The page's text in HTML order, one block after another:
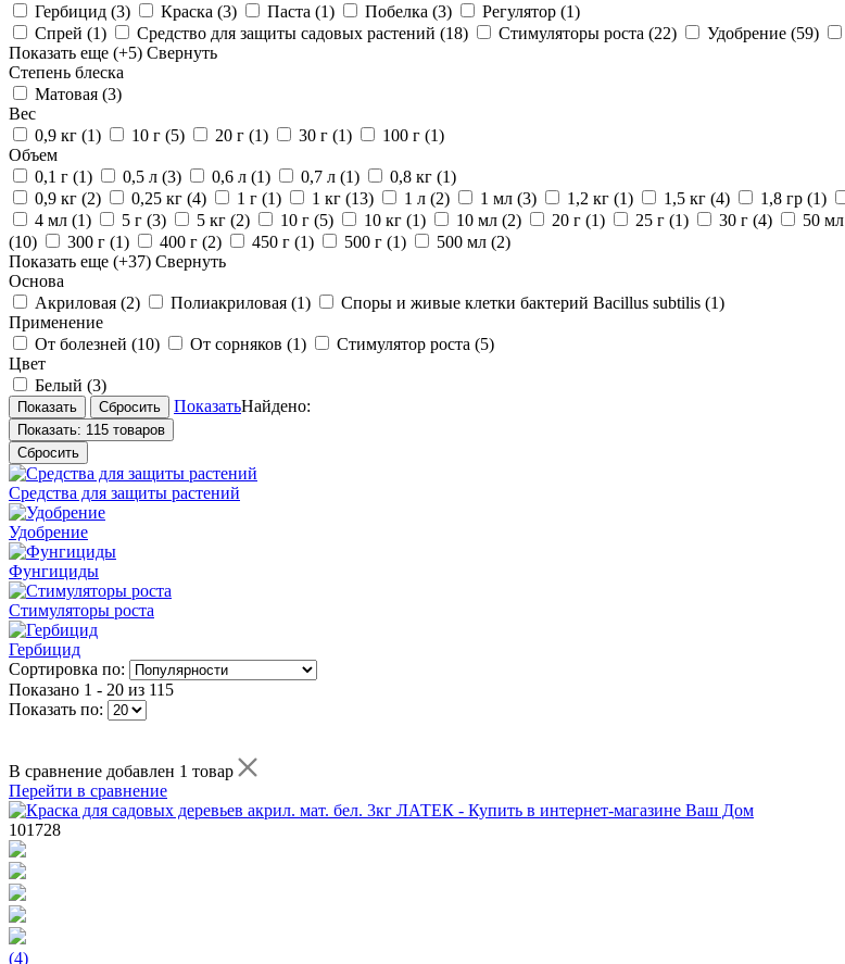
Гербицид (3) Краска (3) Паста (1) Побелка (3) Регулятор (1)
Спрей (1) Средство для защиты садовых растений (18) Стимуляторы роста (22) Удобрение (59)
Показать еще (+5) Свернуть
Степень блеска
Матовая (3)
Вес
0,9 кг (1) 10 г (5) 20 г (1) 30 г (1) 100 г (1)
Объем
0,1 г (1) 0,5 л (3) 0,6 л (1) 0,7 л (1) 0,8 кг (1)
0,9 кг (2) 0,25 кг (4) 1 г (1) 1 кг (13) 1 л (2) 1 мл (3) 1,2 кг (1) 1,5 кг (4) 1,8 гр (1)
4 мл (1) 5 г (3) 5 кг (2) 10 г (5) 10 кг (1) 10 мл (2) 20 г (1) 25 г (1) 30 г (4) 50 мл
(10)
300 г (1) 400 г (2) 450 г (1) 500 г (1) 500 мл (2)
Показать еще (+37) Свернуть
Основа
Акриловая (2) Полиакриловая (1) Споры и живые клетки бактерий Bacillus subtilis (1)
Применение
От болезней (10) От сорняков (1) Стимулятор роста (5)
Цвет
Белый (3)
ПоказатьНайдено:
Показать: 115 товаров
Сбросить
Средства для защиты растений
Удобрение
Фунгициды
Стимуляторы роста
Гербицид
Сортировка по:
Показано 1 - 20 из 115
Показать по:
В сравнение добавлен 1 товар
Перейти в сравнение
101728
(4)